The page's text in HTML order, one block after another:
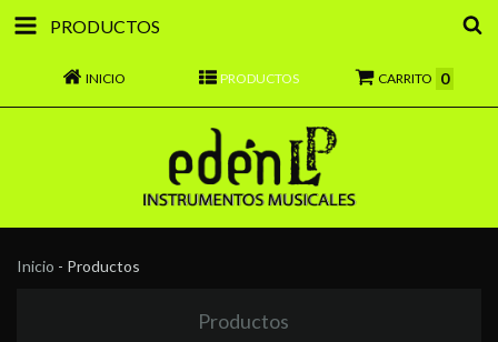
PRODUCTOS
INICIO PRODUCTOS CARRITO 0
Inicio - Productos
Productos